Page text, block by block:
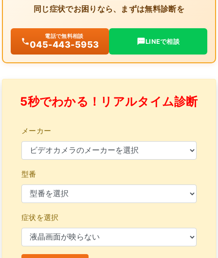
同じ症状でお困りなら、まずは無料診断を
電話で無料相談
045-443-5953 LINEで相談
5秒でわかる！リアルタイム診断
メーカー
型番
症状を選択